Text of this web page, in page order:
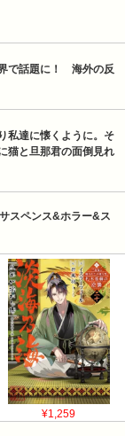
で話題に！　海外の反
私達に懐くように。そ
猫と旦那君の面倒見れ
スペンス&ホラー&ス
¥1,259